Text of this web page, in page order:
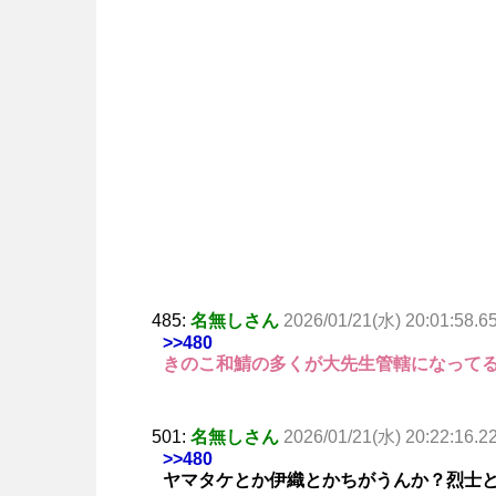
485: 名無しさん 2026/01/21(水)
>>480
きのこ和鯖の多くが大先生管轄になって
501: 名無しさん 2026/01/21(水)
>>480
ヤマタケとか伊織とかちがうんか？烈士